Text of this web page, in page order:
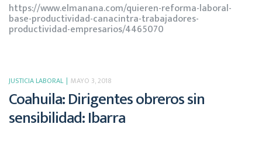
https://www.elmanana.com/quieren-reforma-laboral-
base-productividad-canacintra-trabajadores-
productividad-empresarios/4465070
JUSTICIA LABORAL MAYO 3, 2018
Coahuila: Dirigentes obreros sin
sensibilidad: Ibarra